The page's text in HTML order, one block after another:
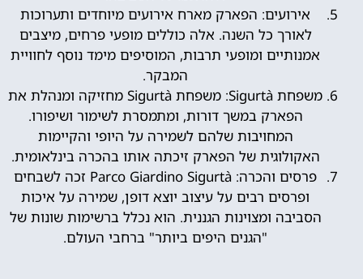
אירועים: הפארק מארח אירועים מיוחדים ותערוכות
לאורך כל השנה. אלה כוללים מופעי פרחים, מיצבים
אמנותיים ומופעי תרבות, המוסיפים מימד נוסף לחוויית
המבקר.
משפחת Sigurtà: משפחת Sigurtà מחזיקה ומנהלת את
הפארק במשך דורות, ומתמסרת לשימור ושיפורו.
המחויבות שלהם לשמירה על היופי והקיימות
האקולוגית של הפארק זיכתה אותו בהכרה בינלאומית.
פרסים והכרה: Parco Giardino Sigurtà זכה לשבחים
ופרסים רבים על עיצוב יוצא דופן, שמירה על איכות
הסביבה ומצוינות הגננית. הוא נכלל ברשימות שונות של
"הגנים היפים ביותר" ברחבי העולם.